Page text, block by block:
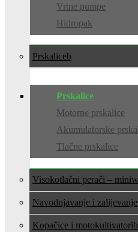
Vrtne pumpe
Hidropak
Prskalice
Prskalice
Motorne prskalice
Akumulatorske
Tlačne prskalice
Visokotlačni perači –
Navodnjavanje i zalijevanje
Kopačice i motokultivatori